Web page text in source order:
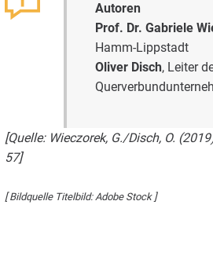
Autoren
Prof. Dr. Gabriele
Hamm-Lippstadt
Oliver Disch, Leiter
[Quelle: Wieczorek, G./Disch, O.
57]
[ Bildquelle Titelbild: Adobe Stock ]